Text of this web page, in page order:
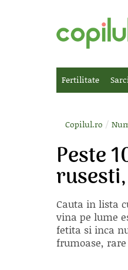
Fertilitate
Copilul.ro /
Peste
Cauta in lista
vina pe lume
fetita si inca
frumoase,